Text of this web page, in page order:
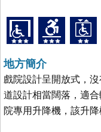
地方簡介
戲院設計呈開放式，
道設計相當闊落，適
院專用升降機，該升